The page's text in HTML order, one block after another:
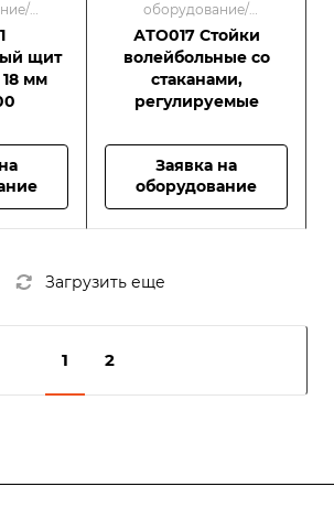
для
щит
мм
оборудование/
Оборудование для
спортивных площадок
АТО017 Стойки
волейбольные со
стаканами,
регулируемые
Заявка на
оборудование
Загрузить еще
1 2